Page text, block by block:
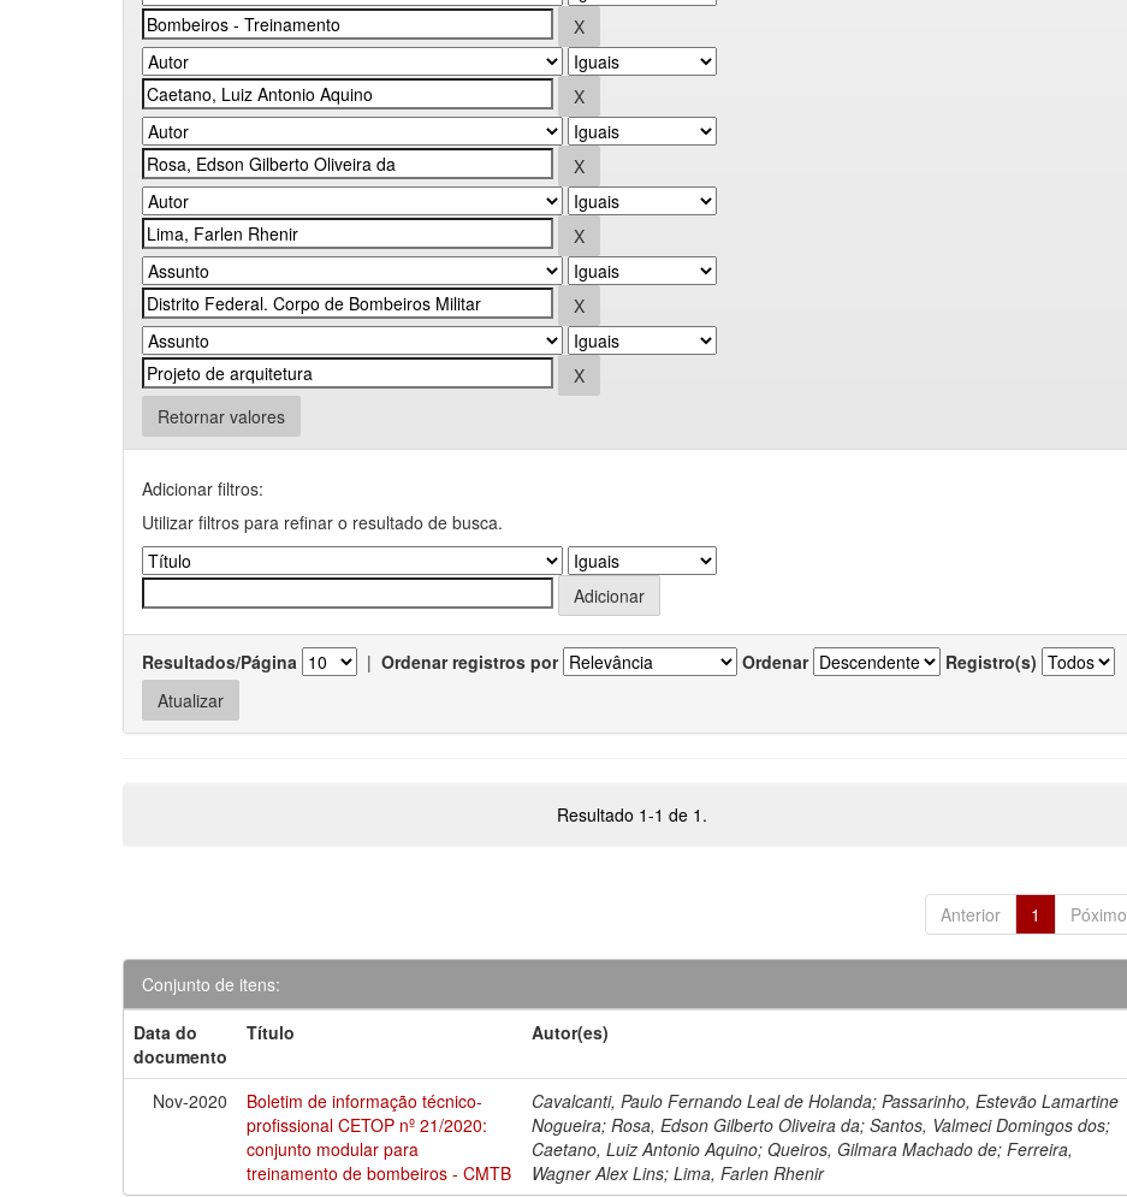
Retornar valores
Adicionar filtros:
Utilizar filtros para refinar o resultado de busca.
Resultados/Página | Ordenar registros por Ordenar Registro(s)
Resultado 1-1 de 1.
Anterior 1 Póximo
Conjunto de itens:
Data do
documento
Título Autor(es)
Nov-2020
Boletim de informação técnico-
profissional CETOP nº 21/2020:
conjunto modular para
treinamento de bombeiros - CMTB
Cavalcanti, Paulo Fernando Leal de Holanda; Passarinho, Estevão Lamartine
Nogueira; Rosa, Edson Gilberto Oliveira da; Santos, Valmeci Domingos dos;
Caetano, Luiz Antonio Aquino; Queiros, Gilmara Machado de; Ferreira,
Wagner Alex Lins; Lima, Farlen Rhenir